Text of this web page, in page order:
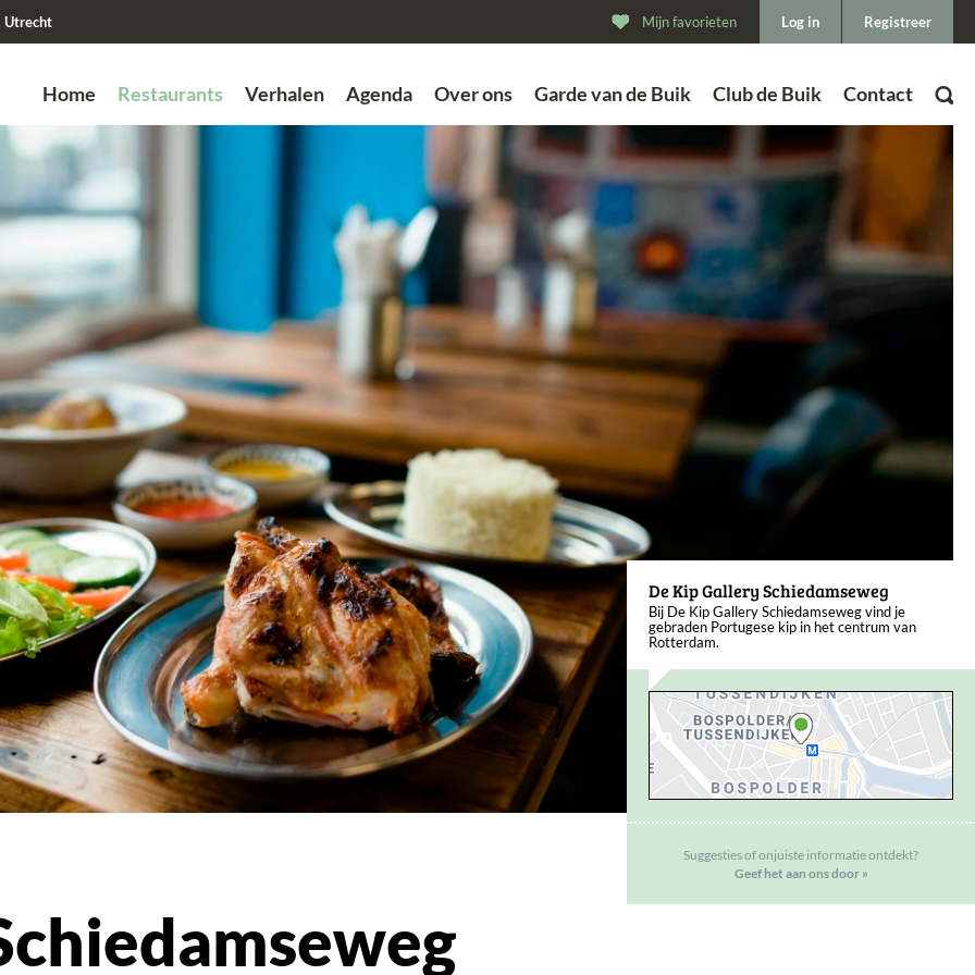
De Kip Gallery Schiedamseweg
Bij De Kip Gallery Schiedamseweg vind je
gebraden Portugese kip in het centrum van
Rotterdam.
Suggesties of onjuiste informatie ontdekt?
Geef het aan ons door »
Utrecht Registreer
Log in
Mijn favorieten
Home Restaurants Verhalen Agenda Over ons Garde van de Buik Club de Buik Contact
Zoek
ZOEK